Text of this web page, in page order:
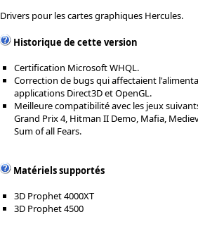
Drivers pour les cartes graphiques Hercules.
Historique de cette version
Certification Microsoft WHQL.
Correction de bugs qui affectaient
applications Direct3D et OpenGL.
Meilleure compatibilité avec les jeux
Grand Prix 4, Hitman II Demo, Mafia,
Sum of all Fears.
Matériels supportés
3D Prophet 4000XT
3D Prophet 4500